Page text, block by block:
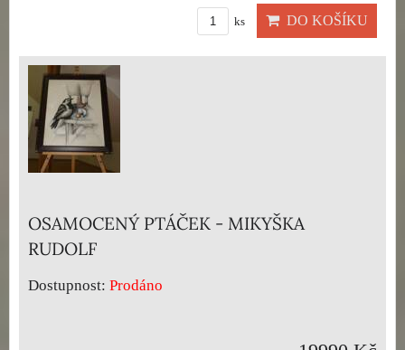
ks DO KOŠÍKU
OSAMOCENÝ PTÁČEK - MIKYŠKA
RUDOLF
Dostupnost: Prodáno